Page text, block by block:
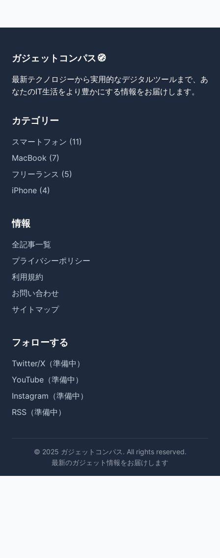
ガジェットコンパス🧭
最新テクノロジーから実用的なデジタルツールまで、あ
なたのIT生活をより豊かにする情報をお届けします。
カテゴリー
スマートフォン (11)
MacBook (7)
フリーランス (5)
iPhone (4)
情報
全記事一覧
プライバシーポリシー
利用規約
お問い合わせ
サイトマップ
フォローする
Twitter/X（準備中）
YouTube（準備中）
Instagram（準備中）
RSS（準備中）
© 2025 ガジェットコンパス. All rights reserved.
最新のガジェット情報をお届けします